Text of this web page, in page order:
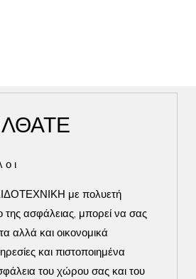
με πολυετή
ασφάλειας, μπορεί να σας
αλλά και οικονομικά
και πιστοποιημένα
του χώρου σας και του